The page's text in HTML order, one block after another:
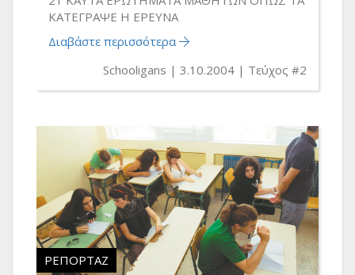
ΚΑΤΕΓΡΑΨΕ Η ΕΡΕΥΝΑ
Διαβάστε περισσότερα
Schooligans
3.10.2004 Τεύχος #2
ΡΕΠΟΡΤΆΖ